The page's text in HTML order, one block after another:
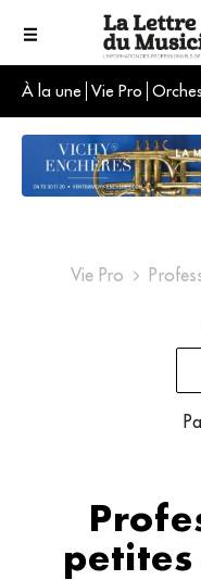
À la une Vie Pro
Le
Vie Pro